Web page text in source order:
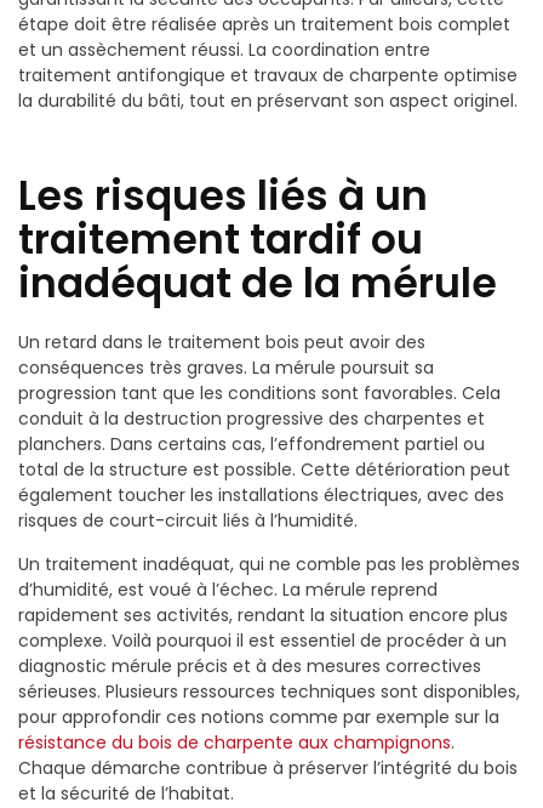
étape doit être réalisée après un traitement bois complet
et un assèchement réussi. La coordination entre
traitement antifongique et travaux de charpente optimise
la durabilité du bâti, tout en préservant son aspect originel.
Les risques liés à un
traitement tardif ou
inadéquat de la mérule
Un retard dans le traitement bois peut avoir des
conséquences très graves. La mérule poursuit sa
progression tant que les conditions sont favorables. Cela
conduit à la destruction progressive des charpentes et
planchers. Dans certains cas, l’effondrement partiel ou
total de la structure est possible. Cette détérioration peut
également toucher les installations électriques, avec des
risques de court-circuit liés à l’humidité.
Un traitement inadéquat, qui ne comble pas les problèmes
d’humidité, est voué à l’échec. La mérule reprend
rapidement ses activités, rendant la situation encore plus
complexe. Voilà pourquoi il est essentiel de procéder à un
diagnostic mérule précis et à des mesures correctives
sérieuses. Plusieurs ressources techniques sont disponibles,
pour approfondir ces notions comme par exemple sur la
résistance du bois de charpente aux champignons.
Chaque démarche contribue à préserver l’intégrité du bois
et la sécurité de l’habitat.